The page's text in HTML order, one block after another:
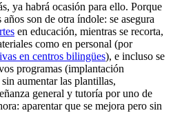
ya habrá ocasión para ello. Porque
son de otra índole: se asegura
en educación, mientras se recorta,
como en personal (por
en centros bilingües), e incluso se
programas (implantación
aumentar las plantillas,
general y tutoría por uno de
aparentar que se mejora pero sin